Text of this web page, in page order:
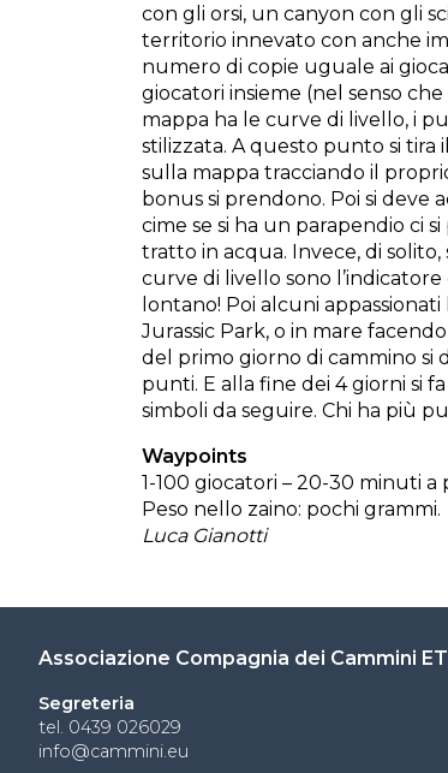
con gli orsi, un canyon con gli
territorio innevato con anche
numero di copie uguale ai
giocatori insieme (nel senso
mappa ha le curve di livello, i
stilizzata. A questo punto si tira
sulla mappa tracciando il
bonus si prendono. Poi si
cime se si ha un parapendio ci
tratto in acqua. Invece, di solito,
curve di livello sono l’indicatore
lontano! Poi alcuni
Jurassic Park, o in mare
del primo giorno di cammino si
punti. E alla fine dei 4 giorni si
simboli da seguire. Chi ha più
Waypoints
1-100 giocatori – 20-30 minuti
Peso nello zaino: pochi grammi.
Luca Gianotti
Associazione Compagnia dei Cammini
Segreteria
tel. 0439 026029
info@cammini.eu